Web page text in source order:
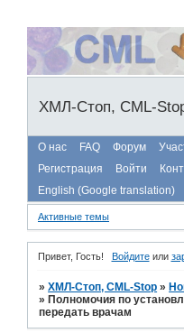
ХМЛ-Стоп, CML-
О нас FAQ Форум
Регистрация
Войти
English (Google translation)
Активные темы
Привет, Гость! Войдитеили
»ХМЛ-Стоп, CML-Stop »
» Полномочия по
передать врачам